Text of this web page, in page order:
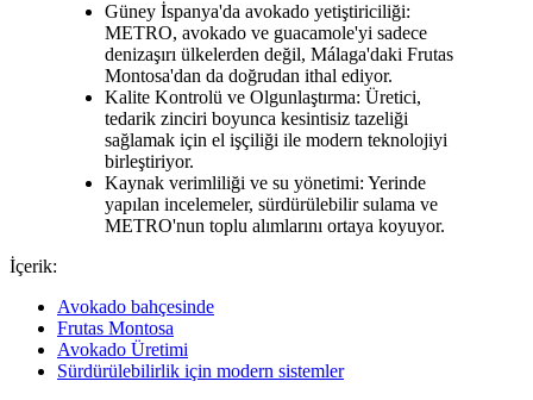
Güney İspanya'da avokado yetiştiriciliği:
METRO, avokado ve guacamole'yi sadece
denizaşırı ülkelerden değil, Málaga'daki Frutas
Montosa'dan da doğrudan ithal ediyor.
Kalite Kontrolü ve Olgunlaştırma: Üretici,
tedarik zinciri boyunca kesintisiz tazeliği
sağlamak için el işçiliği ile modern teknolojiyi
birleştiriyor.
Kaynak verimliliği ve su yönetimi: Yerinde
yapılan incelemeler, sürdürülebilir sulama ve
METRO'nun toplu alımlarını ortaya koyuyor.
İçerik:
Avokado bahçesinde
Frutas Montosa
Avokado Üretimi
Sürdürülebilirlik için modern sistemler